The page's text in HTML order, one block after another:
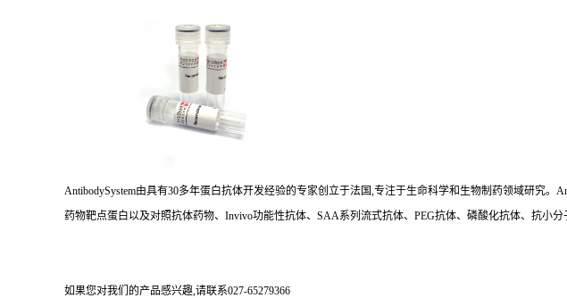
AntibodySystem由具有30多年蛋白抗体开发经验的专家创立于法国,专注于生命科学和生物制药领域研究
药物靶点蛋白以及对照抗体药物、Invivo功能性抗体、SAA系列流式抗体、PEG抗体、磷酸化抗体、抗小
如果您对我们的产品感兴趣,请联系027-65279366